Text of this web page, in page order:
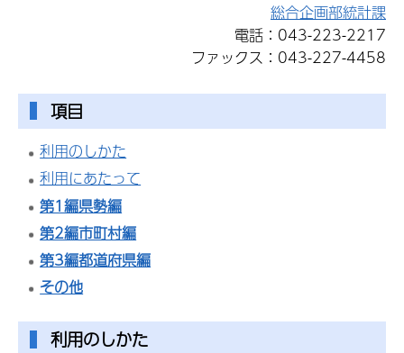
総合企画部統計課
電話：043-223-2217
ファックス：043-227-4458
項目
利用のしかた
利用にあたって
第1編県勢編
第2編市町村編
第3編都道府県編
その他
利用のしかた